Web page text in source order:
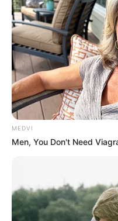
MEDVI
Men, You Don't Need